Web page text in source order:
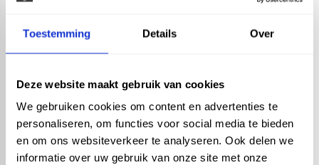
Toestemming Details Over
Deze website maakt gebruik van cookies
We gebruiken cookies om content en advertenties te
personaliseren, om functies voor social media te bieden
en om ons websiteverkeer te analyseren. Ook delen we
informatie over uw gebruik van onze site met onze
Bocht 45° mof/spie -